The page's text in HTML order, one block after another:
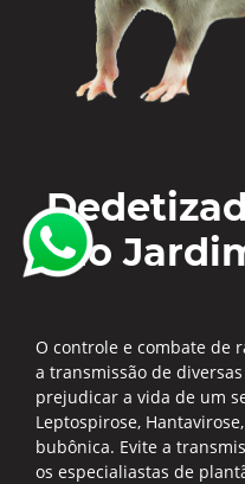
no
O controle e combate de
a transmissão de
prejudicar a vida de um
Leptospirose,
bubônica. Evite a
os especialiastas de